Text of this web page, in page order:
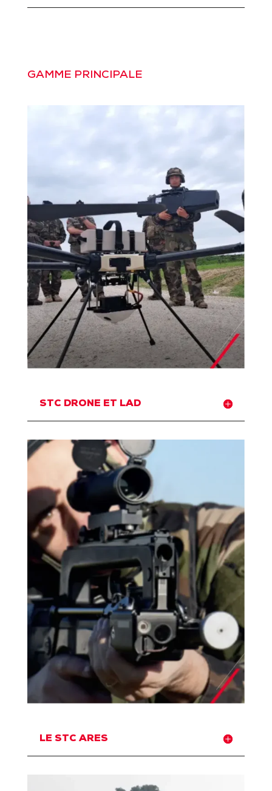
GAMME PRINCIPALE
STC DRONE ET LAD
LE STC ARES